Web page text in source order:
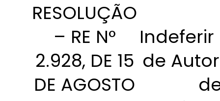
RESOLUÇÃO
– RE N°
2.928, DE 15
DE AGOSTO
Indeferir
de